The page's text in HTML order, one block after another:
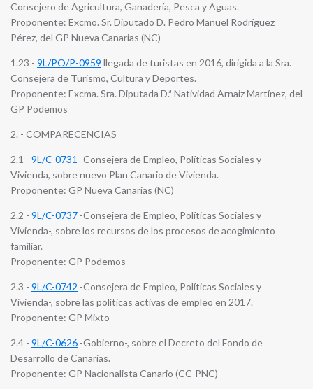
Consejero de Agricultura, Ganadería, Pesca y Aguas.
Proponente: Excmo. Sr. Diputado D. Pedro Manuel Rodríguez
Pérez, del GP Nueva Canarias (NC)
1.23 - 9L/PO/P-0959 llegada de turistas en 2016, dirigida a la Sra.
Consejera de Turismo, Cultura y Deportes.
Proponente: Excma. Sra. Diputada D.ª Natividad Arnaiz Martínez, del
GP Podemos
2. - COMPARECENCIAS
2.1 - 9L/C-0731 -Consejera de Empleo, Políticas Sociales y
Vivienda, sobre nuevo Plan Canario de Vivienda.
Proponente: GP Nueva Canarias (NC)
2.2 - 9L/C-0737 -Consejera de Empleo, Políticas Sociales y
Vivienda-, sobre los recursos de los procesos de acogimiento
familiar.
Proponente: GP Podemos
2.3 - 9L/C-0742 -Consejera de Empleo, Políticas Sociales y
Vivienda-, sobre las políticas activas de empleo en 2017.
Proponente: GP Mixto
2.4 - 9L/C-0626 -Gobierno-, sobre el Decreto del Fondo de
Desarrollo de Canarias.
Proponente: GP Nacionalista Canario (CC-PNC)